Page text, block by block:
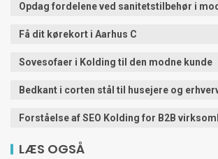
Opdag fordelene ved sanitetstilbehør i
Få dit kørekort i Aarhus C
Sovesofaer i Kolding til den modne kunde
Bedkant i corten stål til husejere og
Forståelse af SEO Kolding for B2B
LÆS OGSÅ